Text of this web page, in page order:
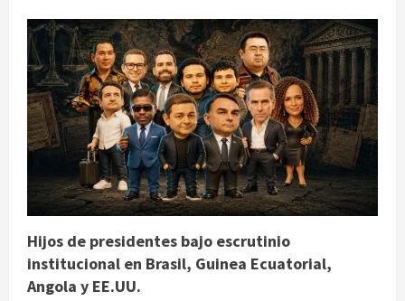
Hijos de presidentes bajo escrutinio
institucional en Brasil, Guinea Ecuatorial,
Angola y EE.UU.